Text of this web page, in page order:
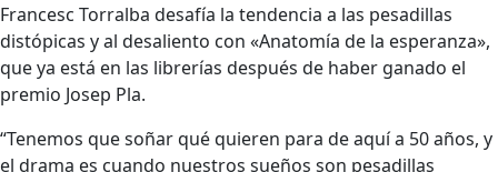
Francesc Torralba desafía la tendencia a las pesadillas
distópicas y al desaliento con «Anatomía de la esperanza»,
que ya está en las librerías después de haber ganado el
premio Josep Pla.
“Tenemos que soñar qué quieren para de aquí a 50 años, y
el drama es cuando nuestros sueños son pesadillas